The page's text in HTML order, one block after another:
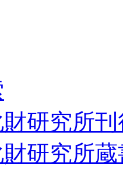
研究所
研究所